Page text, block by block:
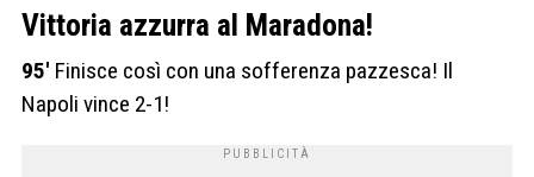
Vittoria azzurra al Maradona!
95′ Finisce così con una sofferenza pazzesca! Il
Napoli vince 2-1!